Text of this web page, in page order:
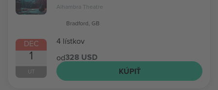
DEC
1
UT
Alhambra Theatre
Bradford, GB
4 lístkov
od328 USD
KÚPIŤ